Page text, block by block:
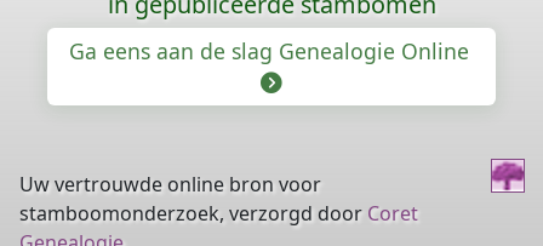
Ga eens aan de slag Genealogie Online
Uw vertrouwde online bron voor
stamboomonderzoek, verzorgd door Coret